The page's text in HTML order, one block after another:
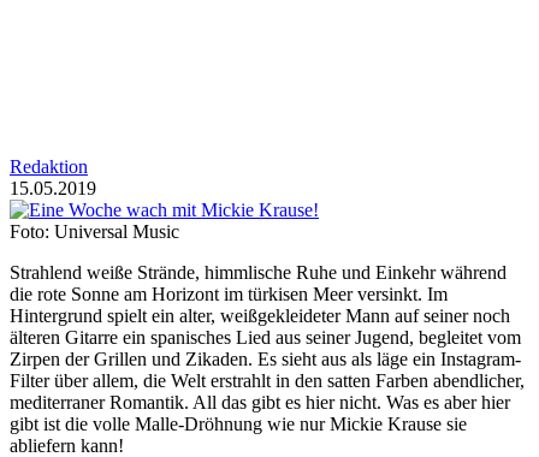
Redaktion
15.05.2019
Foto: Universal Music
Strahlend weiße Strände, himmlische Ruhe und Einkehr während
die rote Sonne am Horizont im türkisen Meer versinkt. Im
Hintergrund spielt ein alter, weißgekleideter Mann auf seiner noch
älteren Gitarre ein spanisches Lied aus seiner Jugend, begleitet vom
Zirpen der Grillen und Zikaden. Es sieht aus als läge ein Instagram-
Filter über allem, die Welt erstrahlt in den satten Farben abendlicher,
mediterraner Romantik. All das gibt es hier nicht. Was es aber hier
gibt ist die volle Malle-Dröhnung wie nur Mickie Krause sie
abliefern kann!